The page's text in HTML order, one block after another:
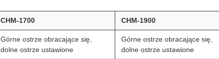
CHM-1700 CHM-1900
Górne ostrze obracające się,
dolne ostrze ustawione
Górne ostrze obracające się,
dolne ostrze ustawione